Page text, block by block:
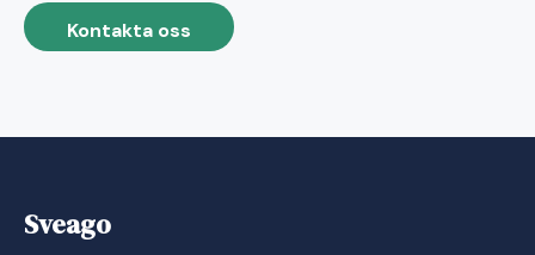
Kontakta oss
Sveago